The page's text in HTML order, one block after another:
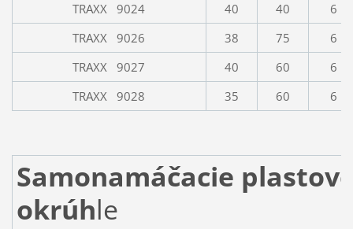
TRAXX 9024
40 40
6
TRAXX 9026
38 75
6
TRAXX 9027
40 60
6
TRAXX 9028
35 60 6
Samonamáčacie
okrúhle